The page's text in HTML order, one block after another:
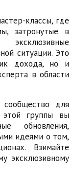
классы, где
затронутые в
эксклюзивные
ситуации. Это
дохода, но и
в области
сообщество для
этой группы вы
обновления,
идеями о том,
Взимайте
эксклюзивному